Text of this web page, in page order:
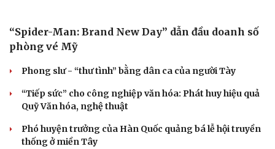
“Spider-Man: Brand New Day” dẫn đầu doanh số
phòng vé Mỹ
Phong slư - “thư tình” bằng dân ca của người Tày
“Tiếp sức” cho công nghiệp văn hóa: Phát huy hiệu quả
Quỹ Văn hóa, nghệ thuật
Phó huyện trưởng của Hàn Quốc quảng bá lễ hội truyền
thống ở miền Tây